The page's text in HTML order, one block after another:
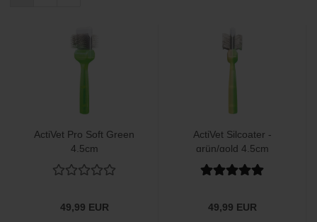
ActiVet Pro Soft Green
4,5cm
49,99 EUR
ActiVet Silcoater -
grün/gold 4,5cm
49,99 EUR